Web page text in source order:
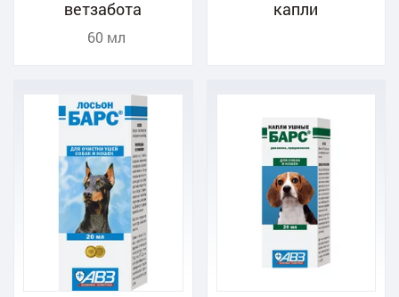
ветзабота
60 мл
капли